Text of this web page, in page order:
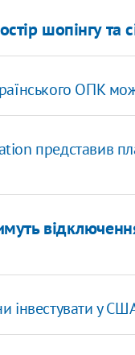
шопінгу та
ОПК
представив
інвестувати у